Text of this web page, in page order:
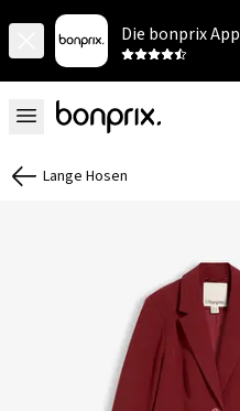
Die bonprix App
Lange Hosen